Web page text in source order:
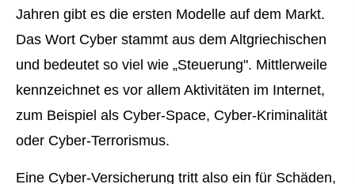
Jahren gibt es die ersten Modelle auf dem Markt.
Das Wort Cyber stammt aus dem Altgriechischen
und bedeutet so viel wie „Steuerung". Mittlerweile
kennzeichnet es vor allem Aktivitäten im Internet,
zum Beispiel als Cyber-Space, Cyber-Kriminalität
oder Cyber-Terrorismus.
Eine Cyber-Versicherung tritt also ein für Schäden,